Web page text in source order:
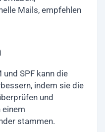
Mails, empfehlen
und SPF kann die
indem sie die
und
einem
stammen.